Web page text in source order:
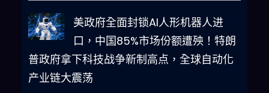
美政府全面封锁AI人形机器人进
口，中国85%市场份额遭殃！特朗
普政府拿下科技战争新制高点，全球自动化
产业链大震荡